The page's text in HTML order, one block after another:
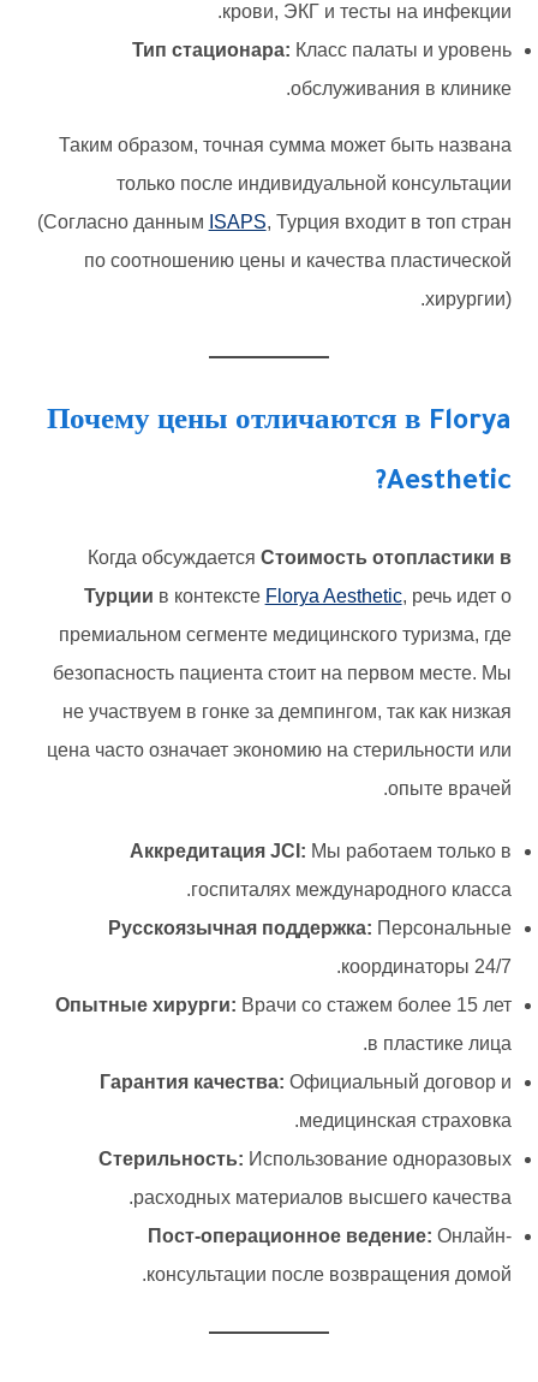
крови, ЭКГ и тесты на инфекции.
Тип стационара: Класс палаты и уровень
обслуживания в клинике.
Таким образом, точная сумма может быть названа
только после индивидуальной консультации
(Согласно данным ISAPS, Турция входит в топ стран
по соотношению цены и качества пластической
хирургии).
Почему цены отличаются в Florya
Aesthetic?
Когда обсуждается Стоимость отопластики в
Турции в контексте Florya Aesthetic, речь идет о
премиальном сегменте медицинского туризма, где
безопасность пациента стоит на первом месте. Мы
не участвуем в гонке за демпингом, так как низкая
цена часто означает экономию на стерильности или
опыте врачей.
Аккредитация JCI: Мы работаем только в
госпиталях международного класса.
Русскоязычная поддержка: Персональные
координаторы 24/7.
Опытные хирурги: Врачи со стажем более 15 лет
в пластике лица.
Гарантия качества: Официальный договор и
медицинская страховка.
Стерильность: Использование одноразовых
расходных материалов высшего качества.
Пост-операционное ведение: Онлайн-
консультации после возвращения домой.